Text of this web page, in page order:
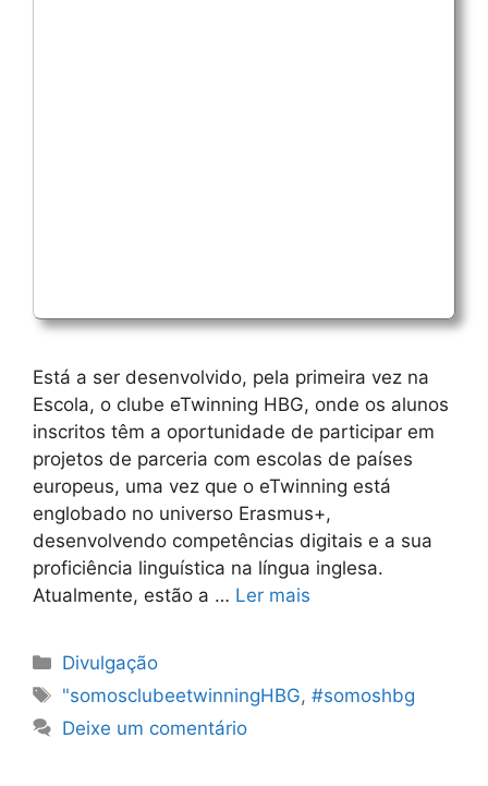
Está a ser desenvolvido, pela primeira vez na
Escola, o clube eTwinning HBG, onde os alunos
inscritos têm a oportunidade de participar em
projetos de parceria com escolas de países
europeus, uma vez que o eTwinning está
englobado no universo Erasmus+,
desenvolvendo competências digitais e a sua
proficiência linguística na língua inglesa.
Atualmente, estão a … Ler mais
Categorias
Divulgação
Etiquetas
"somosclubeetwinningHBG,#somoshbg
Deixe um comentário